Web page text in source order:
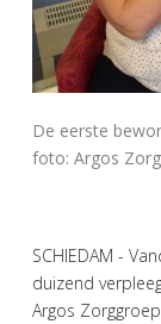
De eerste
foto: Argos
SCHIEDAM -
duizend
Argos